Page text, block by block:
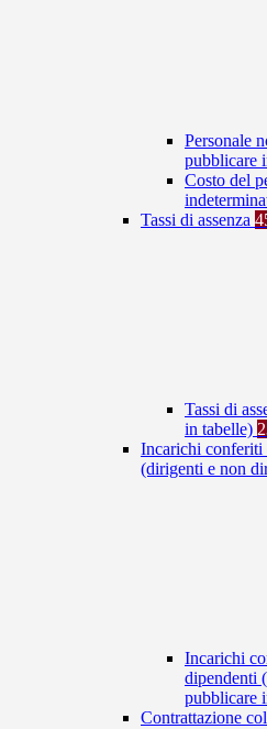
Personale
pubblicare
Costo del
Tassi di assenza
Tassi di
in tabelle)
Incarichi conferiti
(dirigenti e non
Incarichi
dipendenti
pubblicare
Contrattazione